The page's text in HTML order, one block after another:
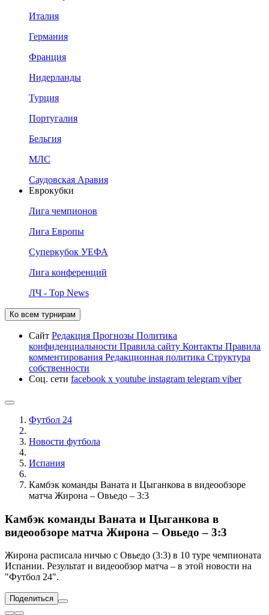
Италия
Германия
Франция
Нидерланды
Турция
Португалия
Бельгия
МЛС
Саудовская Аравия
Еврокубки
Лига чемпионов
Лига Европы
Суперкубок УЕФА
Лига конференций
ЛЧ - Top News
Ко всем турнирам
Сайт Редакция Прогнозы Политика
конфиденциальности Правила сайту Контакты Правила
комментирования Редакционная политика Структура
собственности
Соц. сети facebook x youtube instagram telegram viber
Футбол 24
Новости футбола
Испания
Камбэк команды Ваната и Цыганкова в видеообзоре
матча Жирона – Овьедо – 3:3
Камбэк команды Ваната и Цыганкова в
видеообзоре матча Жирона – Овьедо – 3:3
Жирона расписала ничью с Овьедо (3:3) в 10 туре чемпионата
Испании. Результат и видеообзор матча – в этой новости на
"Футбол 24".
Поделиться